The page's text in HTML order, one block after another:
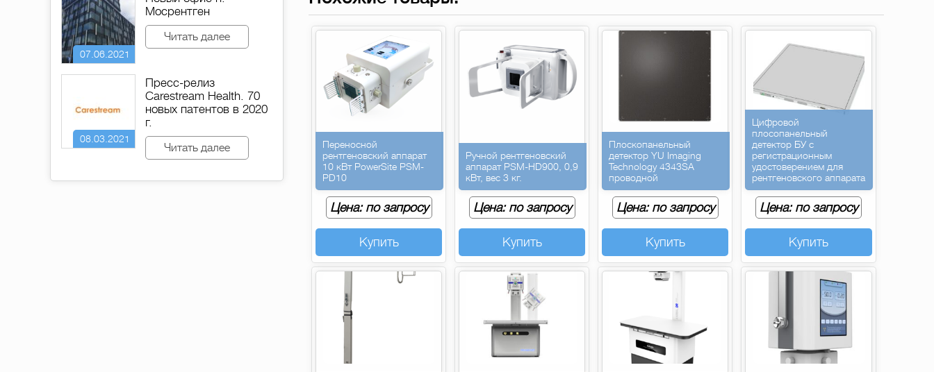
07.06.2021
Мосрентген
Читать далее
08.03.2021
Пресс-релиз
Carestream Health. 70
новых патентов в 2020
г.
Читать далее
Переносной
рентгеновский аппарат
10 кВт PowerSite PSM-
PD10
Цена: по запросу
Купить
Ручной рентгеновский
аппарат PSM-HD900, 0,9
кВт, вес 3 кг.
Цена: по запросу
Купить
Плоскопанельный
детектор YU Imaging
Technology 4343SA
проводной
Цена: по запросу
Купить
Цифровой
плосопанельный
детектор БУ с
регистрационным
удостоверением для
рентгеновского аппарата
Цена: по запросу
Купить